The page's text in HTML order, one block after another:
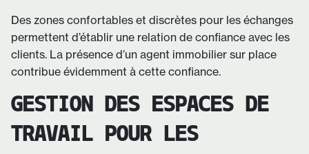
Des zones confortables et discrètes pour les échanges
permettent d’établir une relation de confiance avec les
clients. La présence d’un agent immobilier sur place
contribue évidemment à cette confiance.
GESTION DES ESPACES DE
TRAVAIL POUR LES